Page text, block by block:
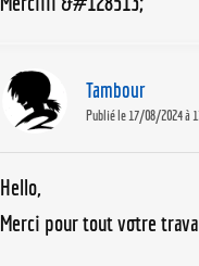
Tambour
Publié le 17/08/2024 à
Hello,
Merci pour tout votre